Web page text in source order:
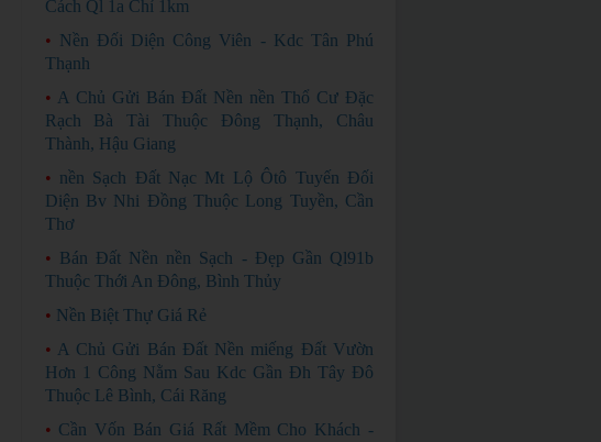
Cách Ql 1a Chỉ 1km
• Nền Đối Diện Công Viên - Kdc Tân Phú
Thạnh
• A Chủ Gửi Bán Đất Nền nền Thổ Cư Đặc
Rạch Bà Tài Thuộc Đông Thạnh, Châu
Thành, Hậu Giang
• nền Sạch Đất Nạc Mt Lộ Ôtô Tuyến Đối
Diện Bv Nhi Đồng Thuộc Long Tuyền, Cần
Thơ
• Bán Đất Nền nền Sạch - Đẹp Gần Ql91b
Thuộc Thới An Đông, Bình Thủy
• Nền Biệt Thự Giá Rẻ
• A Chủ Gửi Bán Đất Nền miếng Đất Vườn
Hơn 1 Công Nằm Sau Kdc Gần Đh Tây Đô
Thuộc Lê Bình, Cái Răng
• Cần Vốn Bán Giá Rất Mềm Cho Khách -